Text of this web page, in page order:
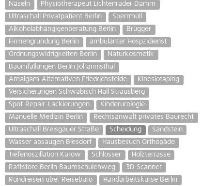
Näseln
Physiotherapeut Lichtenrader Damm
Ultraschall Privatpatient Berlin
Sperrmüll
Alkoholabhängigenberatung Berlin
Brügger
Firmengründung Berlin
ambulanter Hospzidienst
Ordnungswidrigkeiten Berlin
Naturkosmetik
Baumfällungen Berlin Johannisthal
Amalgam-Alternativen Friedrichsfelde
Kinesiotaping
Versicherungen Schwäbisch Hall Strausberg
Spot-Repair-Lackierungen
Kinderurologie
Manuelle Medizin Berlin
Rechtsanwalt privates Baurecht
Ultraschall Breisgauer Straße
Scheidung
Sandstein
Wasser absaugen Biesdorf
Hausbesuch Orthopäde
Tiefenoszillation Karow
Schlosser
Holzterrasse
Raffstore Berlin Baumschulenweg
3D Scanner
Rundreisen über Reisebüro
Handarbeitskurse Berlin